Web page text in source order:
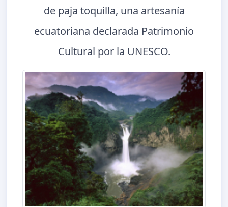
de paja toquilla, una artesanía
ecuatoriana declarada Patrimonio
Cultural por la UNESCO.